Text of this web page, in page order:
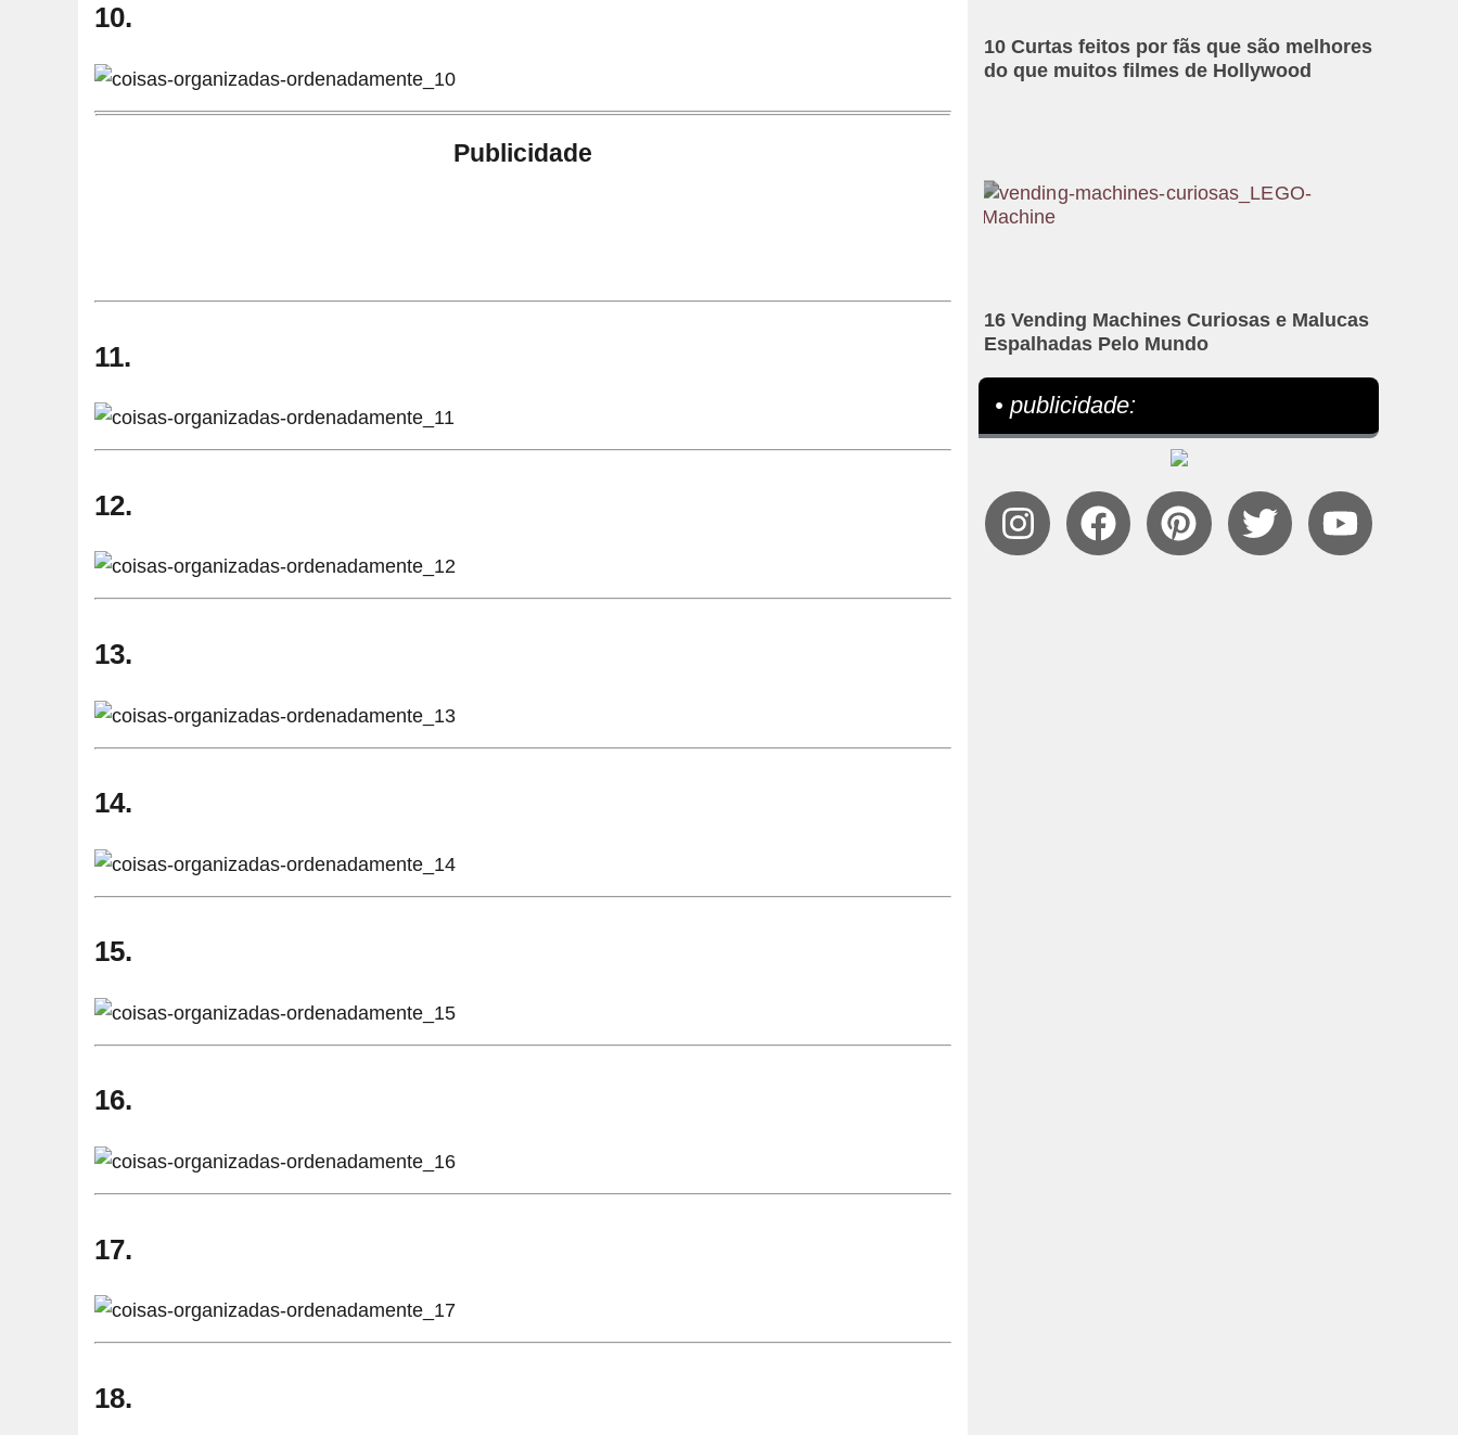
10.
Publicidade
11.
12.
13.
14.
15.
16.
17.
18.
10 Curtas feitos por fãs que são melhores
do que muitos filmes de Hollywood
16 Vending Machines Curiosas e Malucas
Espalhadas Pelo Mundo
• publicidade: